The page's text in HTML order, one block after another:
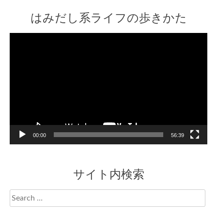
はみだし系ライフの歩きかた
00:00 56:39
サイト内検索
Search
for: